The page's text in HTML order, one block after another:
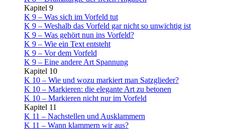
Kapitel 9
K 9 – Was sich im Vorfeld tut
K 9 – Weshalb das Vorfeld gar nicht so unwichtig ist
K 9 – Was gehört nun ins Vorfeld?
K 9 – Wie ein Text entsteht
K 9 – Vor dem Vorfeld
K 9 – Eine andere Art Spannung
Kapitel 10
K 10 – Wie und wozu markiert man Satzglieder?
K 10 – Markieren: die elegante Art zu betonen
K 10 – Markieren nicht nur im Vorfeld
Kapitel 11
K 11 – Nachstellen und Ausklammern
K 11 – Wann klammern wir aus?